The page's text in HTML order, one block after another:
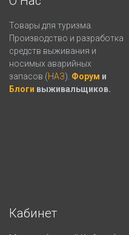
Товары для туризма.
Производство и разработка
средств выживания и
носимых аварийных
запасов (НАЗ). Форум и
Блоги выживальщиков.
Кабинет